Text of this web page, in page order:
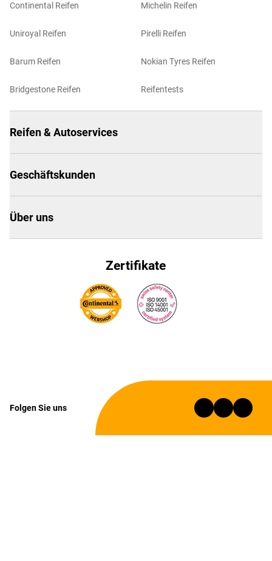
Continental Reifen
Uniroyal Reifen
Barum Reifen
Bridgestone Reifen
Michelin Reifen
Pirelli Reifen
Nokian Tyres Reifen
Reifentests
Reifen & Autoservices
Geschäftskunden
Über uns
Zertifikate
Folgen Sie uns